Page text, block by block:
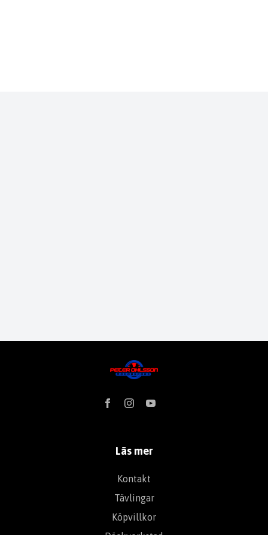
Läs mer
Kontakt
Tävlingar
Köpvillkor